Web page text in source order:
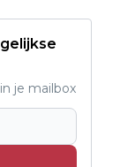
je mailbox